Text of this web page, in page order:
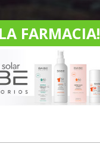
FARMACIA!